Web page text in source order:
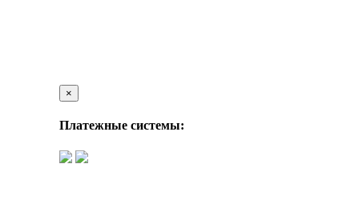
×
Платежные системы: